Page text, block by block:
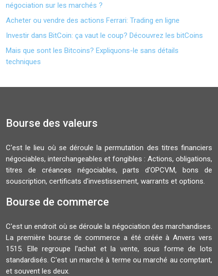
négociation sur les marchés ?
Acheter ou vendre des actions Ferrari: Trading en ligne
Investir dans BitCoin: ça vaut le coup? Découvrez les bitCoins
Mais que sont les Bitcoins? Expliquons-le sans détails
techniques
Bourse des valeurs
C'est le lieu où se déroule la permutation des titres financiers
négociables, interchangeables et fongibles : Actions, obligations,
titres de créances négociables, parts d'OPCVM, bons de
souscription, certificats d'investissement, warrants et options.
Bourse de commerce
C'est un endroit où se déroule la négociation des marchandises.
La première bourse de commerce a été créée à Anvers vers
1515. Elle regroupe l'achat et la vente, sous forme de lots
standardisés. C'est un marché à terme ou marché au comptant,
et souvent les deux.